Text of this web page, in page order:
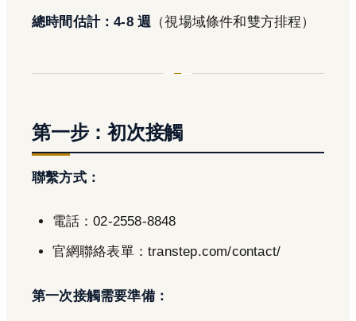
總時間估計：4-8 週 （視場域條件和雙方排程）
第一步：初次接觸
聯繫方式：
電話：02-2558-8848
官網聯絡表單：transtep.com/contact/
第一次接觸需要準備：